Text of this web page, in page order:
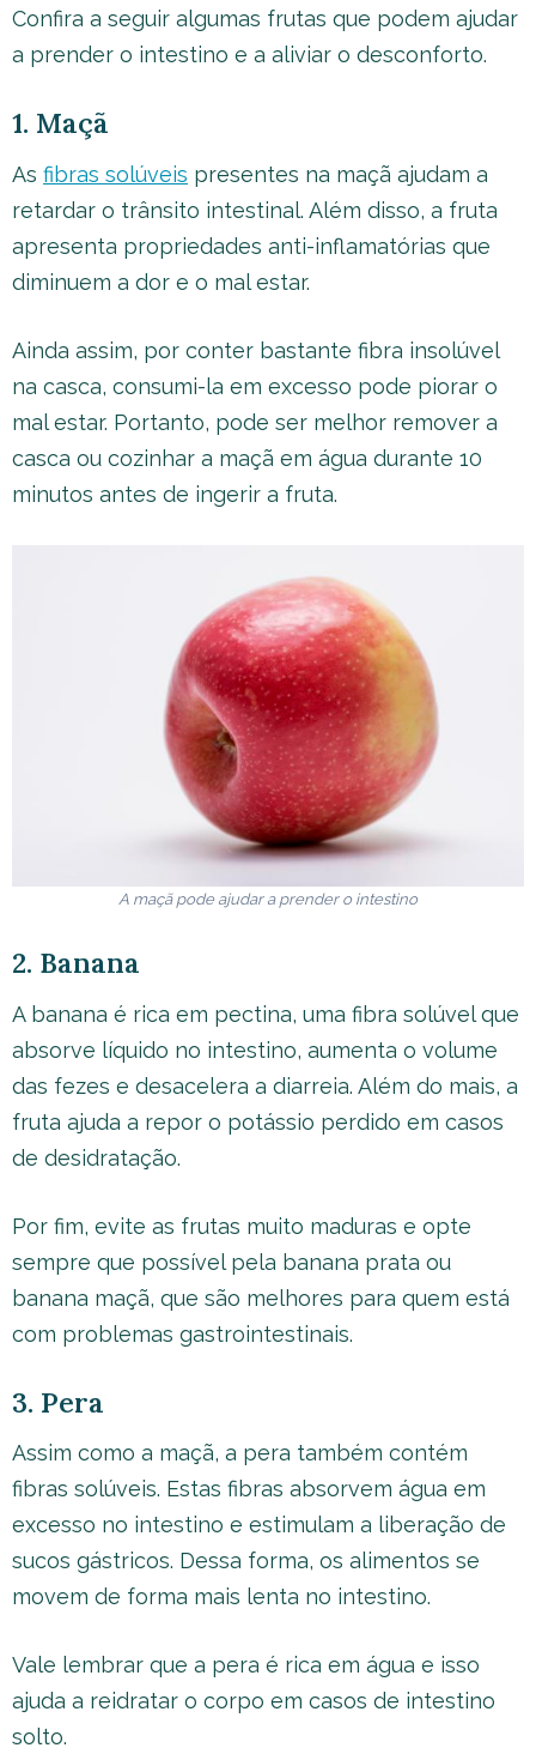
Confira a seguir algumas frutas que podem ajudar
a prender o intestino e a aliviar o desconforto.
1. Maçã
As fibras solúveis presentes na maçã ajudam a
retardar o trânsito intestinal. Além disso, a fruta
apresenta propriedades anti-inflamatórias que
diminuem a dor e o mal estar.
Ainda assim, por conter bastante fibra insolúvel
na casca, consumi-la em excesso pode piorar o
mal estar. Portanto, pode ser melhor remover a
casca ou cozinhar a maçã em água durante 10
minutos antes de ingerir a fruta.
A maçã pode ajudar a prender o intestino
2. Banana
A banana é rica em pectina, uma fibra solúvel que
absorve líquido no intestino, aumenta o volume
das fezes e desacelera a diarreia. Além do mais, a
fruta ajuda a repor o potássio perdido em casos
de desidratação.
Por fim, evite as frutas muito maduras e opte
sempre que possível pela banana prata ou
banana maçã, que são melhores para quem está
com problemas gastrointestinais.
3. Pera
Assim como a maçã, a pera também contém
fibras solúveis. Estas fibras absorvem água em
excesso no intestino e estimulam a liberação de
sucos gástricos. Dessa forma, os alimentos se
movem de forma mais lenta no intestino.
Vale lembrar que a pera é rica em água e isso
ajuda a reidratar o corpo em casos de intestino
solto.